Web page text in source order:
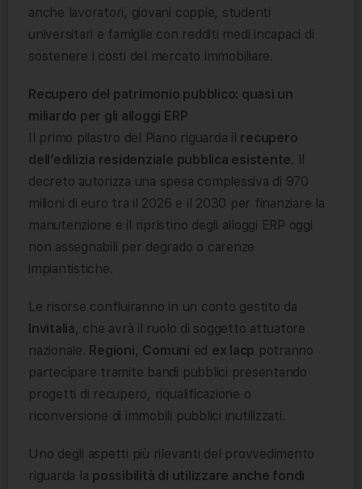
anche lavoratori, giovani coppie, studenti
universitari e famiglie con redditi medi incapaci di
sostenere i costi del mercato immobiliare.
Recupero del patrimonio pubblico: quasi un
miliardo per gli alloggi ERP
Il primo pilastro del Piano riguarda il recupero
dell’edilizia residenziale pubblica esistente. Il
decreto autorizza una spesa complessiva di 970
milioni di euro tra il 2026 e il 2030 per finanziare la
manutenzione e il ripristino degli alloggi ERP oggi
non assegnabili per degrado o carenze
impiantistiche.
Le risorse confluiranno in un conto gestito da
Invitalia, che avrà il ruolo di soggetto attuatore
nazionale. Regioni, Comuni ed ex Iacp potranno
partecipare tramite bandi pubblici presentando
progetti di recupero, riqualificazione o
riconversione di immobili pubblici inutilizzati.
Uno degli aspetti più rilevanti del provvedimento
riguarda la possibilità di utilizzare anche fondi